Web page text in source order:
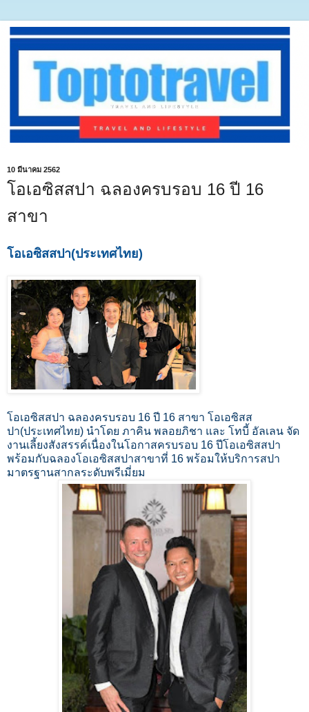
10 มีนาคม 2562
โอเอซิสสปา ฉลองครบรอบ 16 ปี 16
สาขา
โอเอซิสสปา(ประเทศไทย)
โอเอซิสสปา ฉลองครบรอบ 16 ปี 16 สาขา โอเอซิสส
ปา(ประเทศไทย) นำโดย ภาคิน พลอยภิชา และ โทบี้ อัลเลน จัด
งานเลี้ยงสังสรรค์เนื่องในโอกาสครบรอบ 16 ปีโอเอซิสสปา
พร้อมกับฉลองโอเอซิสสปาสาขาที่ 16 พร้อมให้บริการสปา
มาตรฐานสากลระดับพรีเมี่ยม